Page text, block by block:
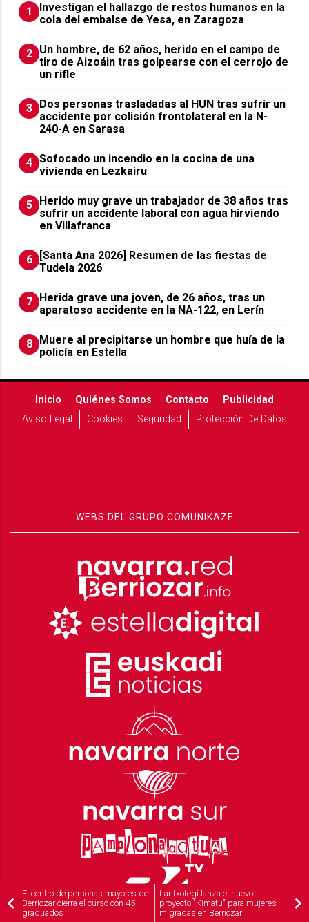
1
Investigan el hallazgo de restos humanos en la
cola del embalse de Yesa, en Zaragoza
2 Un hombre, de 62 años, herido en el campo de
tiro de Aizoáin tras golpearse con el cerrojo de
un rifle
3 ​Dos personas trasladadas al HUN tras sufrir un
accidente por colisión frontolateral en la N-
240-A en Sarasa
4 Sofocado un incendio en la cocina de una
vivienda en Lezkairu
5 Herido muy grave un trabajador de 38 años tras
sufrir un accidente laboral con agua hirviendo
en Villafranca
6
[Santa Ana 2026] Resumen de las fiestas de
Tudela 2026
7 Herida grave una joven, de 26 años, tras un
aparatoso accidente en la NA-122, en Lerín
8 Muere al precipitarse un hombre que huía de la
policía en Estella
Inicio Quiénes Somos Contacto
Publicidad
Aviso Legal
Cookies Seguridad Protección De Datos
WEBS DEL GRUPO COMUNIKAZE
El centro de personas mayores de
Berriozar cierra el curso con 45
graduados
Lantxotegi lanza el nuevo
proyecto "Kimatu" para mujeres
migradas en Berriozar